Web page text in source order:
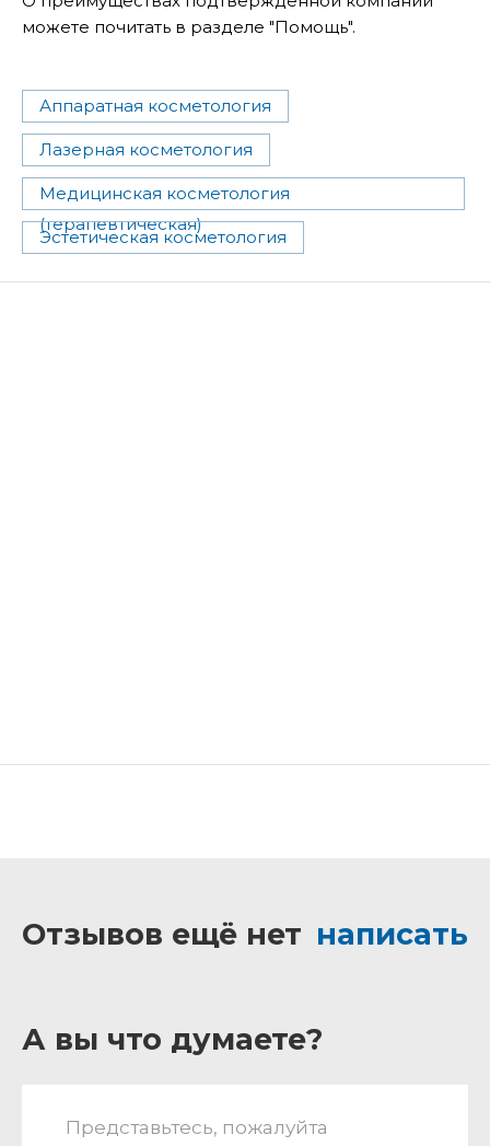
можете почитать в разделе "Помощь".
Аппаратная косметология
Лазерная косметология
Медицинская косметология
(терапевтическая)
Эстетическая косметология
Отзывов ещё нет написать
А вы что думаете?